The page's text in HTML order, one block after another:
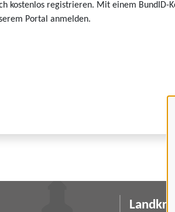
kostenlos registrieren. Mit einem BundID-
Portal anmelden.